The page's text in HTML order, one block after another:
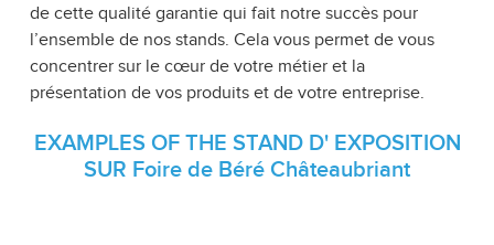
de cette qualité garantie qui fait notre succès pour
l’ensemble de nos stands. Cela vous permet de vous
concentrer sur le cœur de votre métier et la
présentation de vos produits et de votre entreprise.
EXAMPLES OF THE STAND D' EXPOSITION
SUR Foire de Béré Châteaubriant